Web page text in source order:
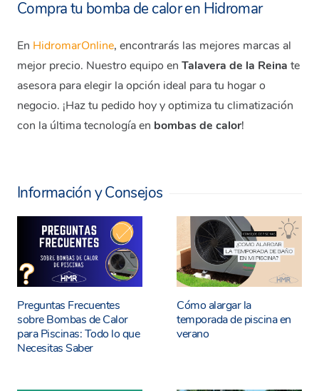
Compra tu bomba de calor en Hidromar
En HidromarOnline, encontrarás las mejores marcas al
mejor precio. Nuestro equipo en Talavera de la Reina te
asesora para elegir la opción ideal para tu hogar o
negocio. ¡Haz tu pedido hoy y optimiza tu climatización
con la última tecnología en bombas de calor!
Información y Consejos
Preguntas Frecuentes
sobre Bombas de Calor
para Piscinas: Todo lo que
Necesitas Saber
Cómo alargar la
temporada de piscina en
verano